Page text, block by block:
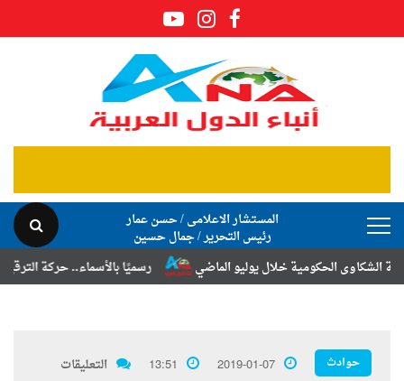
المستشار الاعلامى / حسن عمار
رئيس التحرير / جمال حسين
رسميًا بالأسماء.. حركة الترقيات
الحكومية خلال يوليو الماضي
حوادث 2019-01-07
13:51 التعليقات